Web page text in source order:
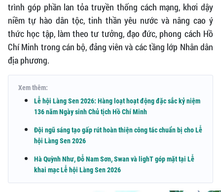
trình góp phần lan tỏa truyền thống cách mạng, khơi dậy
niềm tự hào dân tộc, tinh thần yêu nước và nâng cao ý
thức học tập, làm theo tư tưởng, đạo đức, phong cách Hồ
Chí Minh trong cán bộ, đảng viên và các tầng lớp Nhân dân
địa phương.
Xem thêm:
Lễ hội Làng Sen 2026: Hàng loạt hoạt động đặc sắc kỷ niệm
136 năm Ngày sinh Chủ tịch Hồ Chí Minh
Đội ngũ sáng tạo gấp rút hoàn thiện công tác chuẩn bị cho Lễ
hội Làng Sen 2026
Hà Quỳnh Như, Đỗ Nam Sơn, Swan và lighT góp mặt tại Lễ
khai mạc Lễ hội Làng Sen 2026